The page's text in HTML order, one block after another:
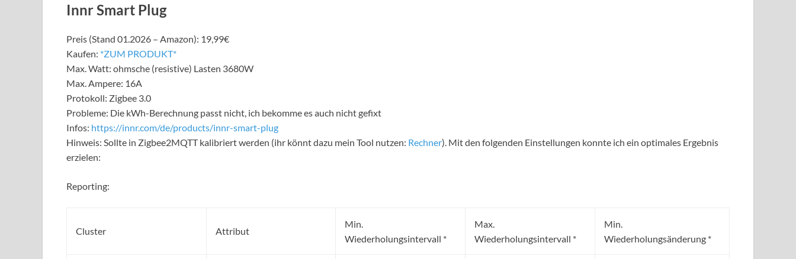
Innr Smart Plug
Preis (Stand 01.2026 – Amazon): 19,99€
Kaufen: *ZUM PRODUKT*
Max. Watt: ohmsche (resistive) Lasten 3680W
Max. Ampere: 16A
Protokoll: Zigbee 3.0
Probleme: Die kWh-Berechnung passt nicht, ich bekomme es auch nicht gefixt
Infos: https://innr.com/de/products/innr-smart-plug
Hinweis: Sollte in Zigbee2MQTT kalibriert werden (ihr könnt dazu mein Tool nutzen: Rechner). Mit den folgenden Einstellungen konnte ich ein optimales Ergebnis
erzielen:
Reporting:
Cluster Attribut
Min.
Wiederholungsintervall *
Max.
Wiederholungsintervall *
Min.
Wiederholungsänderung *